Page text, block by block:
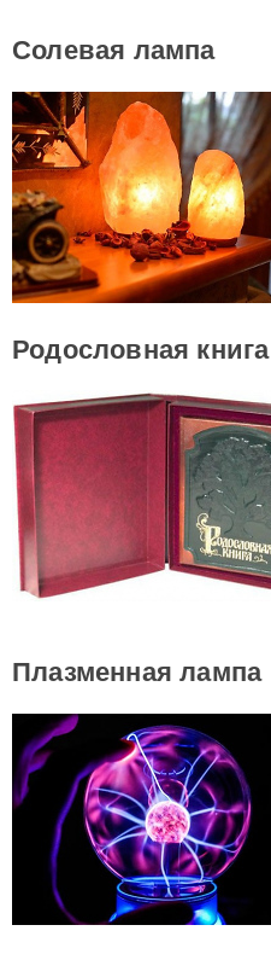
Солевая лампа
Родословная книга
Плазменная лампа